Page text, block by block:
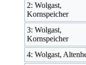
2: Wolgast,
Kornspeicher
3: Wolgast,
Kornspeicher
4: Wolgast,